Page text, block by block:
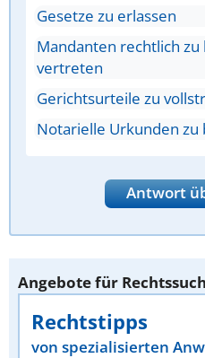
Gesetze zu erlassen
Mandanten rechtlich
vertreten
Gerichtsurteile zu
Notarielle Urkunden zu
Antwort
Angebote für
Rechtstipps
von spezialisierten